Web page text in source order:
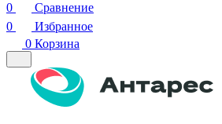
0
Сравнение
0
Избранное
0 Корзина